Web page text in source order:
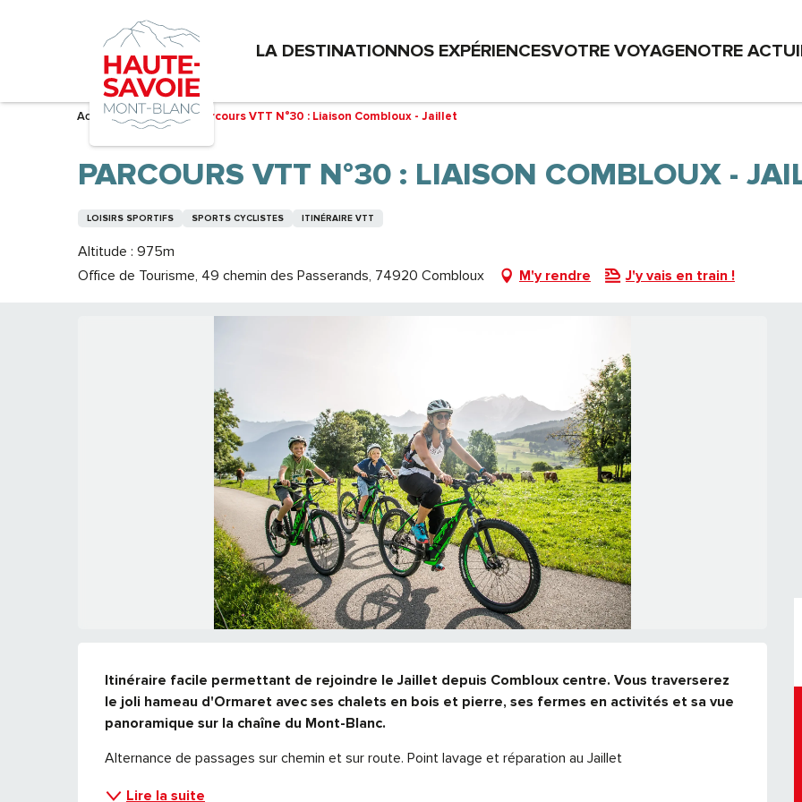
LA DESTINATIONNOS EXPÉRIENCESVOTRE VOYAGENOTRE ACTU
Accueil – Je prépare Parcours VTT N°30 : Liaison Combloux - Jaillet
PARCOURS VTT N°30 : LIAISON COMBLOUX -
LOISIRS SPORTIFS SPORTS CYCLISTES ITINÉRAIRE VTT
Altitude : 975m
Office de Tourisme, 49 chemin des Passerands, 74920 Combloux
M'y rendre J'y vais en train !
DESCRIPTION
Itinéraire facile permettant de rejoindre le Jaillet depuis Combloux centre. Vous traverserez
le joli hameau d'Ormaret avec ses chalets en bois et pierre, ses fermes en activités et sa vue
panoramique sur la chaîne du Mont-Blanc.
Alternance de passages sur chemin et sur route. Point lavage et réparation au Jaillet
Lire la suite